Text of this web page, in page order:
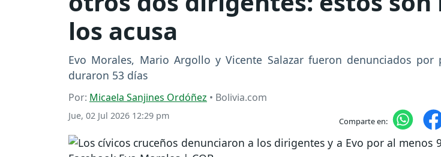
los acusa
Evo Morales, Mario Argollo y Vicente Salazar fueron denunciados
duraron 53 días
Por: Micaela Sanjines Ordóñez • Bolivia.com
Jue, 02 Jul 2026 12:29 pm Comparte en: